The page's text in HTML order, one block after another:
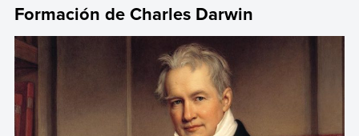
Formación de Charles Darwin